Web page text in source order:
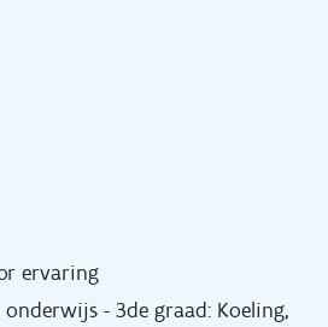
ervaring
- 3de graad: Koeling,